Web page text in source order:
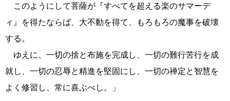
このようにして菩薩が『すべてを超える楽のサマーデ
ィ』を得たならば、大不動を得て、もろもろの魔事を破壊
する。
ゆえに、一切の捨と布施を完成し、一切の難行苦行を成
就し、一切の忍辱と精進を堅固にし、一切の禅定と智慧を
よく修習し、常に喜ぶべし。」